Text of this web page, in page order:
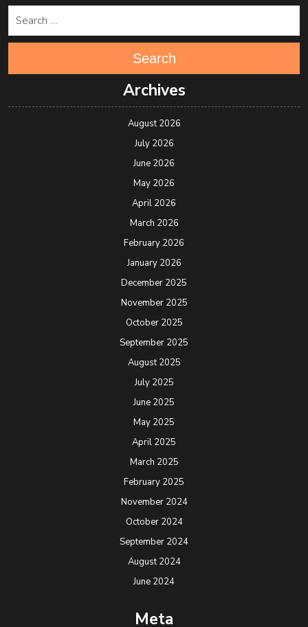
Search
Archives
August 2026
July 2026
June 2026
May 2026
April 2026
March 2026
February 2026
January 2026
December 2025
November 2025
October 2025
September 2025
August 2025
July 2025
June 2025
May 2025
April 2025
March 2025
February 2025
November 2024
October 2024
September 2024
August 2024
June 2024
Meta